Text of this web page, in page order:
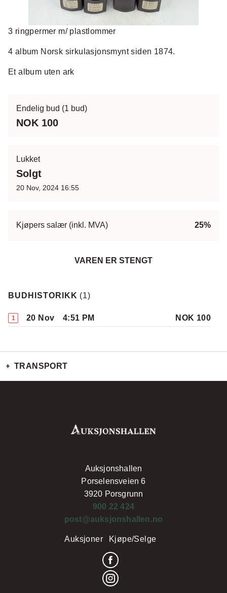
3 ringpermer m/ plastlommer
4 album Norsk sirkulasjonsmynt siden 1874.
Et album uten ark
Endelig bud (1 bud)
NOK 100
Lukket
Solgt
20 Nov, 2024 16:55
Kjøpers salær (inkl. MVA) 25%
VAREN ER STENGT
BUDHISTORIKK (1)
1 20 Nov 4:51 PM NOK 100
TRANSPORT
Auksjonshallen
Porselensveien 6
3920 Porsgrunn
900 22 424
post@auksjonshallen.no
Auksjoner Kjøpe/Selge